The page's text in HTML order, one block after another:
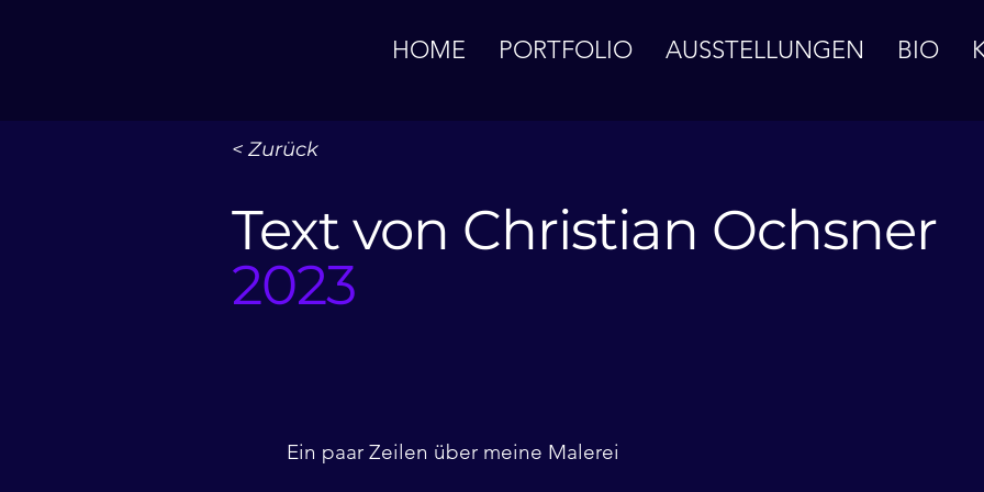
HOME PORTFOLIO AUSSTELLUNGEN BIO
< Zurück
Text von Christian Ochsner
2023
Ein paar Zeilen über meine Malerei